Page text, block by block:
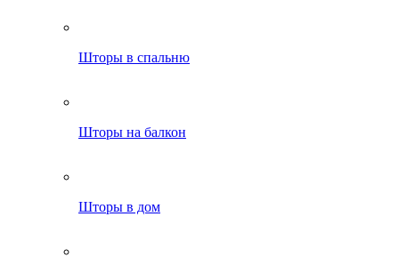
Шторы в спальню
Шторы на балкон
Шторы в дом